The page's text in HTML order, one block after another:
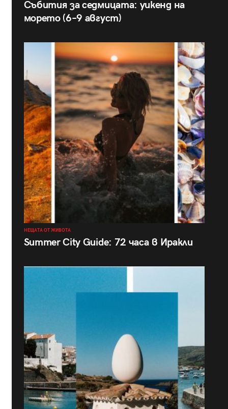
Събития за седмицата: уикенд на
морето (6–9 август)
НЕЩАТА ОТ ЖИВОТА
Summer City Guide: 72 часа в Иракли